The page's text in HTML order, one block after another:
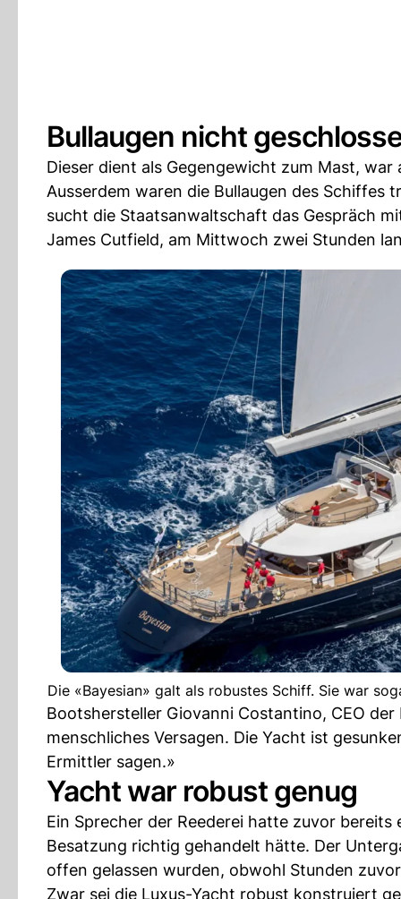
Bullaugen nicht
Dieser dient als Gegengewicht zum Mast,
Ausserdem waren die Bullaugen des
sucht die Staatsanwaltschaft das Gespräch
James Cutfield, am Mittwoch zwei Stunden
Die «Bayesian» galt als robustes Schiff. Sie war
Bootshersteller Giovanni Costantino, CEO
menschliches Versagen. Die Yacht ist
Ermittler sagen.»
Yacht war robust genug
Ein Sprecher der Reederei hatte zuvor
Besatzung richtig gehandelt hätte. Der
offen gelassen wurden, obwohl Stunden
Zwar sei die Luxus-Yacht robust konstruiert